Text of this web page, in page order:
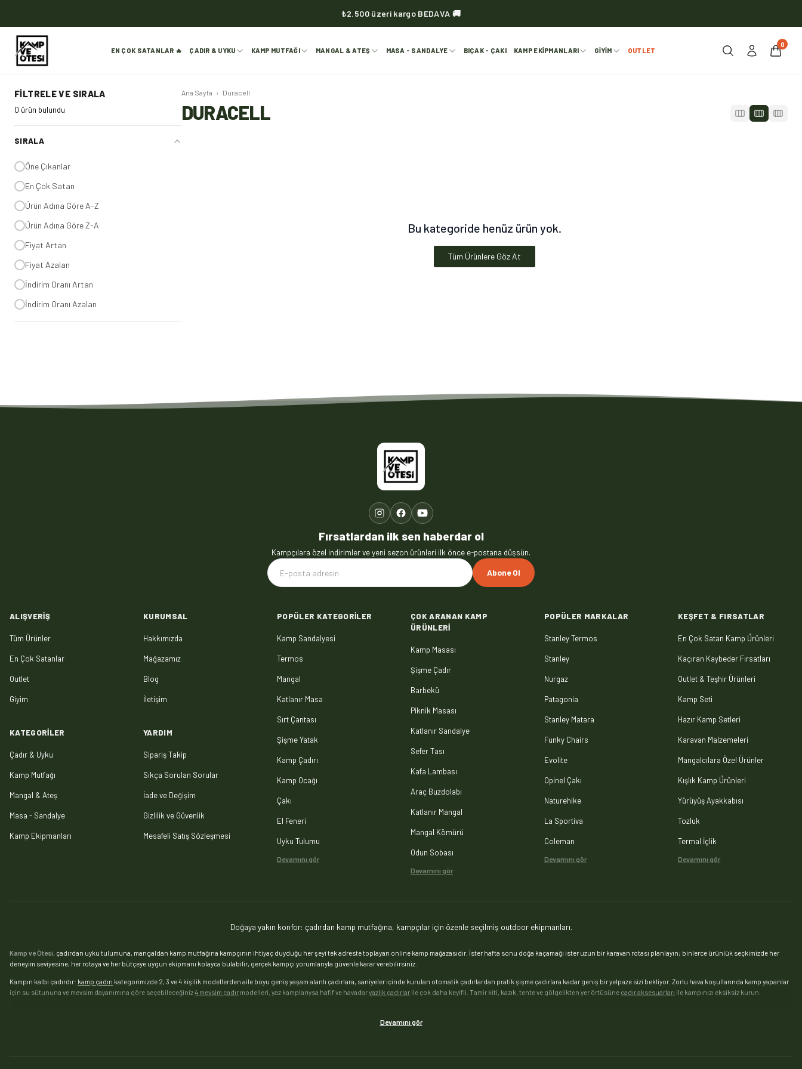
₺2.500 üzeri kargo BEDAVA 🚚
KVOX ürünlerinde kargo her zaman bedava 🔥
EN ÇOK SATANLAR 🔥 ÇADIR & UYKU KAMP MUTFAĞI MANGAL & ATEŞ MASA - SANDALYE BIÇAK - ÇAKI KAMP EKIPMANLARI GIYIM OUTLET
0
FILTRELE VE SIRALA
0 ürün bulundu
SIRALA
Öne Çıkanlar
En Çok Satan
Ürün Adına Göre A-Z
Ürün Adına Göre Z-A
Fiyat Artan
Fiyat Azalan
İndirim Oranı Artan
İndirim Oranı Azalan
Ana Sayfa › Duracell
DURACELL
Bu kategoride henüz ürün yok.
Tüm Ürünlere Göz At
Fırsatlardan ilk sen haberdar ol
Kampçılara özel indirimler ve yeni sezon ürünleri ilk önce e-postana düşsün.
Abone Ol
ALIŞVERIŞ
Tüm Ürünler
En Çok Satanlar
Outlet
Giyim
KATEGORILER
Çadır & Uyku
Kamp Mutfağı
Mangal & Ateş
Masa - Sandalye
Kamp Ekipmanları
KURUMSAL
Hakkımızda
Mağazamız
Blog
İletişim
YARDIM
Sipariş Takip
Sıkça Sorulan Sorular
İade ve Değişim
Gizlilik ve Güvenlik
Mesafeli Satış Sözleşmesi
POPÜLER KATEGORILER
Kamp Sandalyesi
Termos
Mangal
Katlanır Masa
Sırt Çantası
Şişme Yatak
Kamp Çadırı
Kamp Ocağı
Çakı
El Feneri
Uyku Tulumu
Devamını gör
ÇOK ARANAN KAMP
ÜRÜNLERI
Kamp Masası
Şişme Çadır
Barbekü
Piknik Masası
Katlanır Sandalye
Sefer Tası
Kafa Lambası
Araç Buzdolabı
Katlanır Mangal
Mangal Kömürü
Odun Sobası
Devamını gör
POPÜLER MARKALAR
Stanley Termos
Stanley
Nurgaz
Patagonia
Stanley Matara
Funky Chairs
Evolite
Opinel Çakı
Naturehike
La Sportiva
Coleman
Devamını gör
KEŞFET & FIRSATLAR
En Çok Satan Kamp Ürünleri
Kaçıran Kaybeder Fırsatları
Outlet & Teşhir Ürünleri
Kamp Seti
Hazır Kamp Setleri
Karavan Malzemeleri
Mangalcılara Özel Ürünler
Kışlık Kamp Ürünleri
Yürüyüş Ayakkabısı
Tozluk
Termal İçlik
Devamını gör
Doğaya yakın konfor: çadırdan kamp mutfağına, kampçılar için özenle seçilmiş outdoor ekipmanları.
Kamp ve Ötesi, çadırdan uyku tulumuna, mangaldan kamp mutfağına kampçının ihtiyaç duyduğu her şeyi tek adreste toplayan online kamp mağazasıdır. İster hafta sonu doğa kaçamağı ister uzun bir karavan rotası planlayın; binlerce ürünlük seçkimizde her
deneyim seviyesine, her rotaya ve her bütçeye uygun ekipmanı kolayca bulabilir, gerçek kampçı yorumlarıyla güvenle karar verebilirsiniz.
Kampın kalbi çadırdır: kamp çadırı kategorimizde 2, 3 ve 4 kişilik modellerden aile boyu geniş yaşam alanlı çadırlara, saniyeler içinde kurulan otomatik çadırlardan pratik şişme çadırlara kadar geniş bir yelpaze sizi bekliyor. Zorlu hava koşullarında kamp yapanlar
için su sütununa ve mevsim dayanımına göre seçebileceğiniz4 mevsim çadır modelleri, yaz kamplarıysa hafif ve havadaryazlık çadırlar ile çok daha keyifli. Tamir kiti, kazık, tente ve gölgelikten yer örtüsüne çadır aksesuarları ile kampınızı eksiksiz kurun.
kategorimizde tek ve çift kişilik şişme yataklar, kendinden şişen matlar ve yalıtımlı kamp minderleri; ağaçlar arasında keyif için
Devamını gör